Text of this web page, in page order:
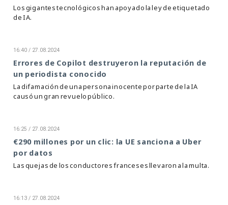
Los gigantes tecnológicos han apoyado la ley de etiquetado
de IA.
16:40 / 27.08.2024
Errores de Copilot destruyeron la reputación de
un periodista conocido
La difamación de una persona inocente por parte de la IA
causó un gran revuelo público.
16:25 / 27.08.2024
€290 millones por un clic: la UE sanciona a Uber
por datos
Las quejas de los conductores franceses llevaron a la multa.
16:13 / 27.08.2024